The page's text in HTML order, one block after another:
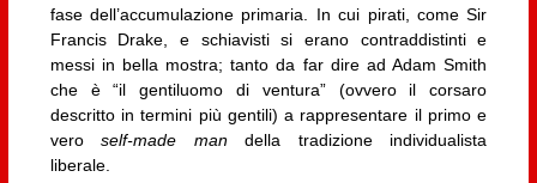
fase dell’accumulazione primaria. In cui pirati, come Sir
Francis Drake, e schiavisti si erano contraddistinti e
messi in bella mostra; tanto da far dire ad Adam Smith
che è “il gentiluomo di ventura” (ovvero il corsaro
descritto in termini più gentili) a rappresentare il primo e
veroself-made mandella tradizione individualista
liberale.